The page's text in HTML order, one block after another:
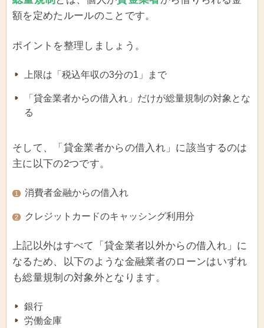
額を定めたルールのことです。
ポイントを整理しましょう。
上限は「税込年収の3分の1」まで
「貸金業者からの借入れ」だけが総量規制の対象とな
る
そして、「貸金業者からの借入れ」に該当するのは
主に以下の2つです。
1 消費者金融からの借入れ
2 クレジットカードのキャッシング利用分
上記以外はすべて「貸金業者以外からの借入れ」に
なるため、以下のような金融業者のローンはいずれ
も総量規制の対象外となります。
銀行
労働金庫